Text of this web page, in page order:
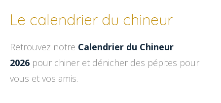
Le calendrier du chineur
Retrouvez notre Calendrier du Chineur
2026 pour chiner et dénicher des pépites pour
vous et vos amis.